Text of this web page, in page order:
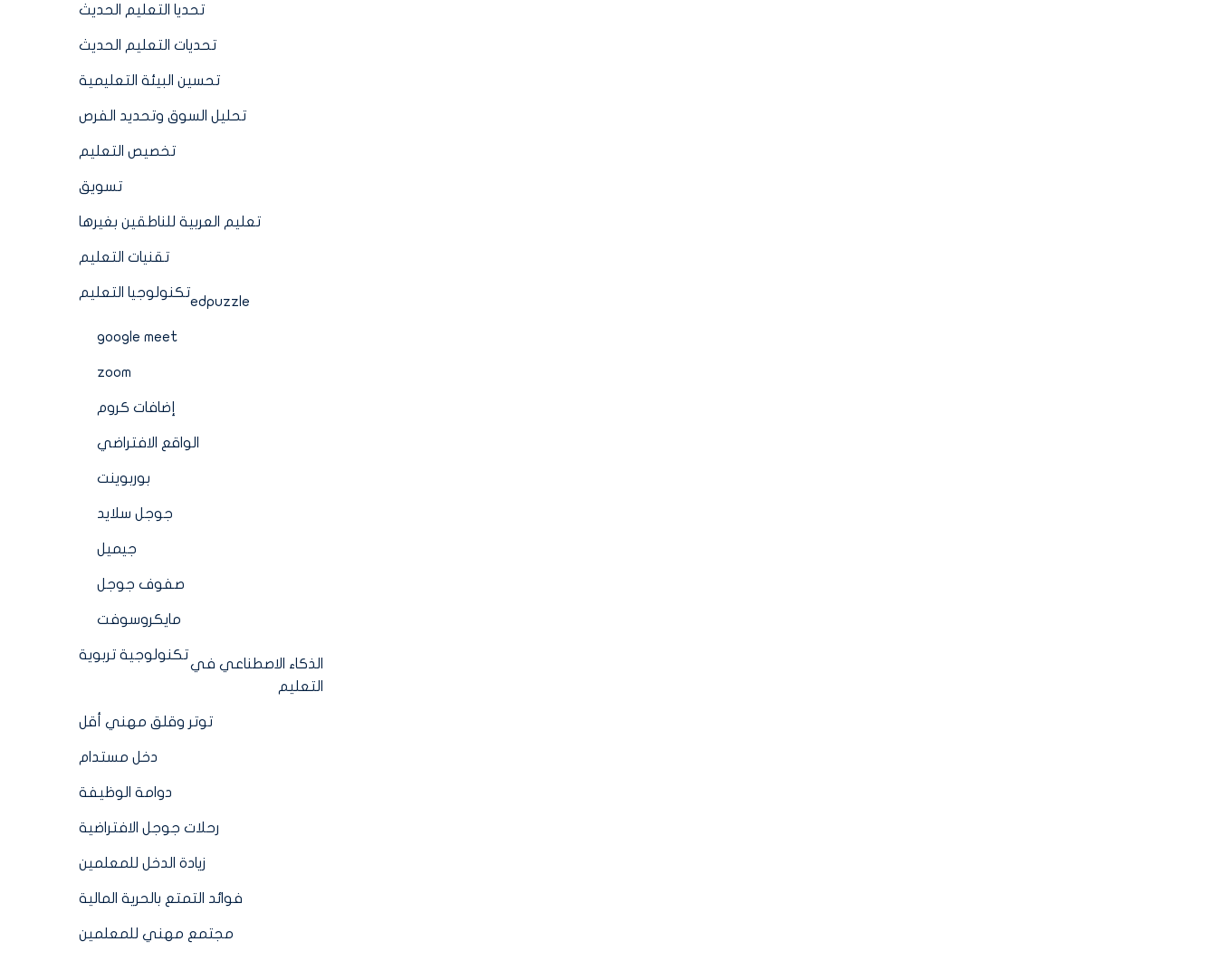
تحديا التعليم الحديث
تحديات التعليم الحديث
تحسين البيئة التعليمية
تحليل السوق وتحديد الفرص
تخصيص التعليم
تسويق
تعليم العربية للناطقين بغيرها
تقنيات التعليم
تكنولوجيا التعليم
edpuzzle
google meet
zoom
إضافات كروم
الواقع الافتراضي
بوربوينت
جوجل سلايد
جيميل
صفوف جوجل
مايكروسوفت
تكنولوجية تربوية
الذكاء الاصطناعي في
التعليم
توتر وقلق مهني أقل
دخل مستدام
دوامة الوظيفة
رحلات جوجل الافتراضية
زيادة الدخل للمعلمين
فوائد التمتع بالحرية المالية
مجتمع مهني للمعلمين